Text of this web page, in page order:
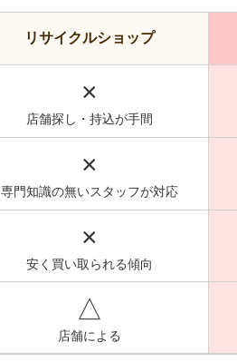
リサイクルショップ
×
店舗探し・持込が手間
×
専門知識の無いスタッフが対応
×
安く買い取られる傾向
△
店舗による